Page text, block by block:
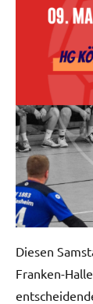
Diesen
Franken-